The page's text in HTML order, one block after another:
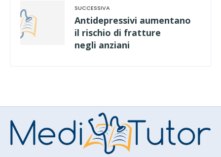
Antidepressivi aumentano
il rischio di fratture
negli anziani